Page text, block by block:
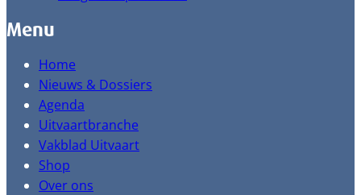
Menu
Home
Nieuws & Dossiers
Agenda
Uitvaartbranche
Vakblad Uitvaart
Shop
Over ons